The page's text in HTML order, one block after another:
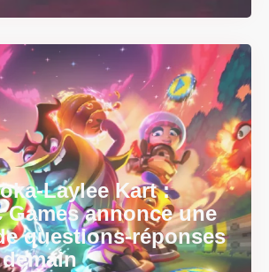
Laylee Kart :
annonce une
questions-réponses